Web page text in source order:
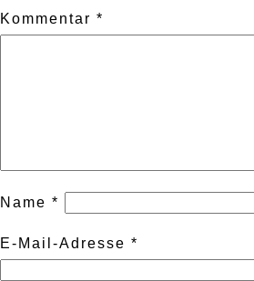
Kommentar *
Name *
E-Mail-Adresse *